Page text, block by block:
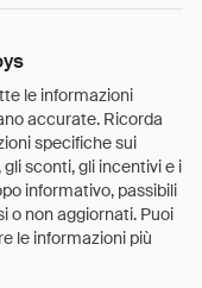
le informazioni
accurate. Ricorda
specifiche sui
sconti, gli incentivi e i
informativo, passibili
o non aggiornati. Puoi
le informazioni più